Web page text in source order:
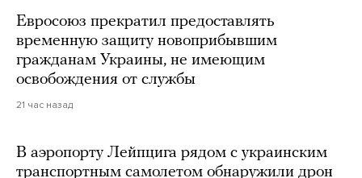
Евросоюз прекратил предоставлять
временную защиту новоприбывшим
гражданам Украины, не имеющим
освобождения от службы
21 час назад
В аэропорту Лейпцига рядом с украинским
транспортным самолетом обнаружили дрон